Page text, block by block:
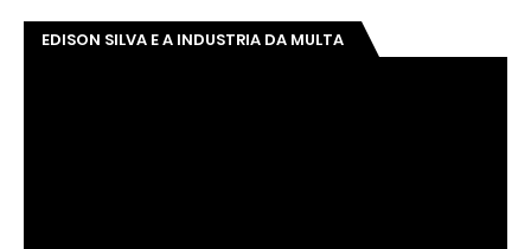
EDISON SILVA E A INDUSTRIA DA MULTA